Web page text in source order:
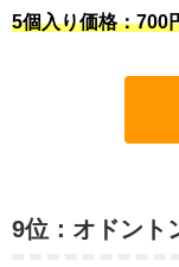
5個入り価格：700
9位：オドント